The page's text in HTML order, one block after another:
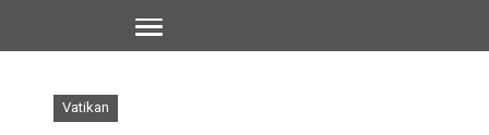
Vatikan